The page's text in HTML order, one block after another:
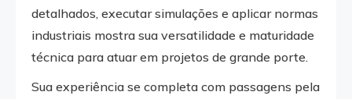
detalhados, executar simulações e aplicar normas
industriais mostra sua versatilidade e maturidade
técnica para atuar em projetos de grande porte.
Sua experiência se completa com passagens pela